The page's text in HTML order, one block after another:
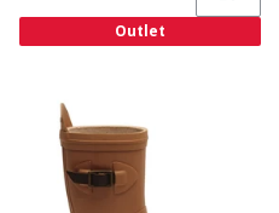
Outlet